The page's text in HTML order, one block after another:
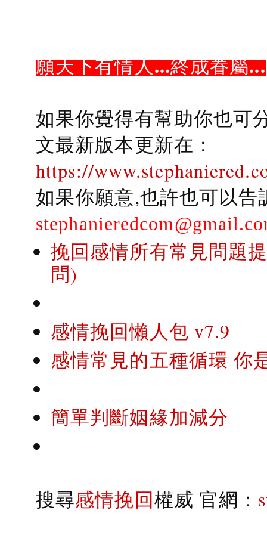
願天下有情人...終成眷屬...
如果你覺得有幫助你也可
文最新版本更新在：
https://
如果你願意,也許也可以
挽回感情所有常見問題
問)
感情挽回懶人包 v7.9
感情常見的五種循環 你
簡單判斷姻緣加減分
搜尋感情挽回權威 官網：